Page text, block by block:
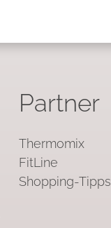
Partner
Thermomix
FitLine
Shopping-Tipps